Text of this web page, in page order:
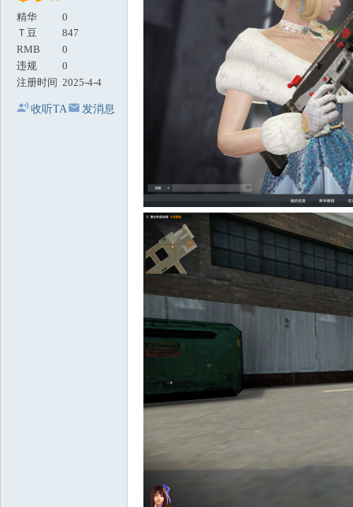
精华
0
Ｔ豆
847
RMB
0
违规
0
注册时间 2025-4-4
收听TA 发消息